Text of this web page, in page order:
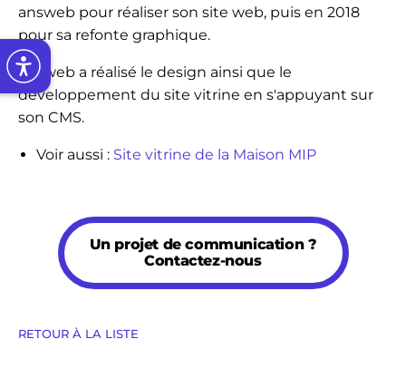
answeb pour réaliser son site web, puis en 2018
pour sa refonte graphique.
answeb a réalisé le design ainsi que le
développement du site vitrine en s'appuyant sur
son CMS.
Voir aussi : Site vitrine de la Maison MIP
Un projet de communication ?
Contactez-nous
RETOUR À LA LISTE